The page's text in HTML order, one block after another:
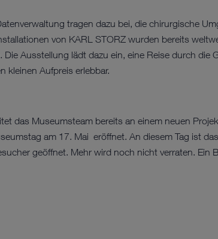
tragen dazu bei, die chirurgische
von KARL STORZ wurden bereits
Ausstellung lädt dazu ein, eine Reise durch die
kleinen Aufpreis erlebbar.
das Museumsteam bereits an einem neuen
am 17. Mai eröffnet. An diesem Tag ist
geöffnet. Mehr wird noch nicht verraten. Ein